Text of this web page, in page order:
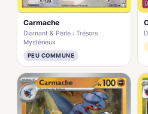
Carmache
Diamant & Perle : Trésors
Mystérieux
PEU COMMUNE